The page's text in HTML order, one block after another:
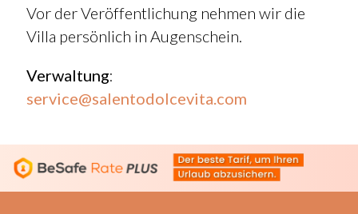
Vor der Veröffentlichung nehmen wir die
Villa persönlich in Augenschein.
Verwaltung:
service@salentodolcevita.com